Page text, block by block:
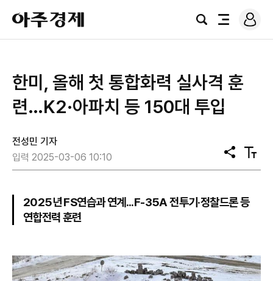
아
주
경
검
전
로
그
한미, 올해 첫 통합화력 실사격 훈
련…K2·아파치 등 150대 투입
전성민 기자
입력 2025-03-06 10:10
공
유
텍
스
2025년 FS연습과 연계...F-35A 전투기·정찰드론 등
연합전력 훈련